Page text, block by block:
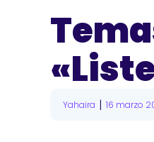
Yahaira | 16 marzo